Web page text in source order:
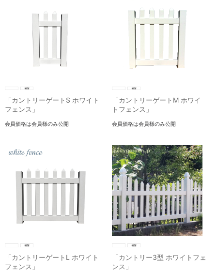
「カントリーゲートS ホワイト
フェンス」
会員価格は会員様のみ公開
「カントリーゲートM ホワイ
トフェンス」
会員価格は会員様のみ公開
「カントリーゲートL ホワイト
フェンス」
「カントリー3型 ホワイトフェ
ンス」